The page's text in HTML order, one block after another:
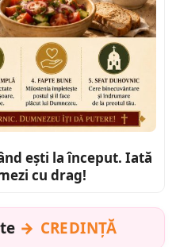
ești la început. Iată
cu drag!
CREDINȚĂ